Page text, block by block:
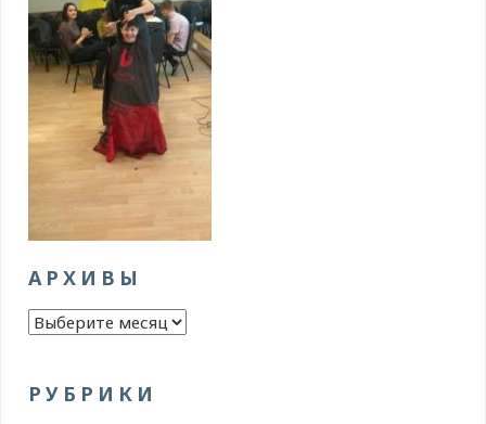
АРХИВЫ
Архивы
РУБРИКИ